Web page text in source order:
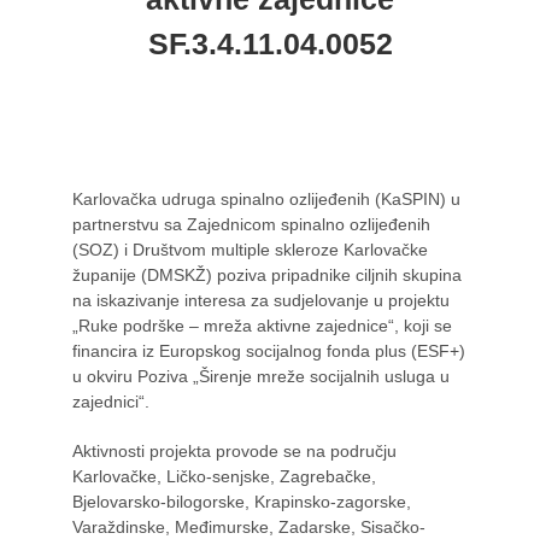
SF.3.4.11.04.0052
Karlovačka udruga spinalno ozlijeđenih (KaSPIN) u
partnerstvu sa Zajednicom spinalno ozlijeđenih
(SOZ) i Društvom multiple skleroze Karlovačke
županije (DMSKŽ) poziva pripadnike ciljnih skupina
na iskazivanje interesa za sudjelovanje u projektu
„Ruke podrške – mreža aktivne zajednice“, koji se
financira iz Europskog socijalnog fonda plus (ESF+)
u okviru Poziva „Širenje mreže socijalnih usluga u
zajednici“.
Aktivnosti projekta provode se na području
Karlovačke, Ličko-senjske, Zagrebačke,
Bjelovarsko-bilogorske, Krapinsko-zagorske,
Varaždinske, Međimurske, Zadarske, Sisačko-